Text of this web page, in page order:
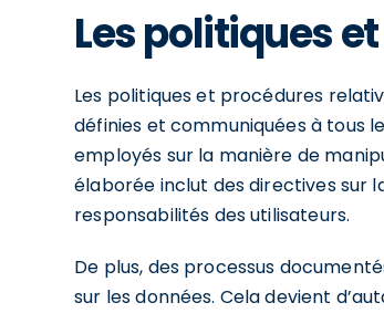
Les politiques
Les politiques et procédures
définies et communiquées à tous
employés sur la manière de
élaborée inclut des directives sur
responsabilités des utilisateurs.
De plus, des processus
sur les données. Cela devient